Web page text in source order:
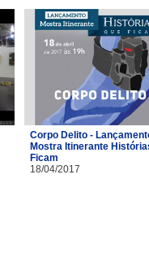
Corpo Delito -
Mostra Itinerante
Ficam
18/04/2017